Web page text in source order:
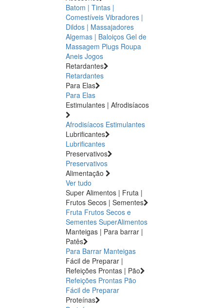
Batom | Tintas |
Comestíveis Vibradores |
Dildos | Massajadores
Algemas | Baloiços Gel de
Massagem Plugs Roupa
Aneis Jogos
Retardantes
Retardantes
Para Elas
Para Elas
Estimulantes | Afrodisíacos
Afrodisíacos Estimulantes
Lubrificantes
Lubrificantes
Preservativos
Preservativos
Alimentação
Ver tudo
Super Alimentos | Fruta |
Frutos Secos | Sementes
Fruta Frutos Secos e
Sementes SuperAlimentos
Manteigas | Para barrar |
Patês
Para Barrar Manteigas
Fácil de Preparar |
Refeições Prontas | Pão
Refeições Prontas Pão
Fácil de Preparar
Proteínas